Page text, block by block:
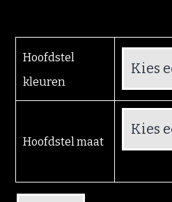
Hoofdstel
kleuren
Hoofdstel maat